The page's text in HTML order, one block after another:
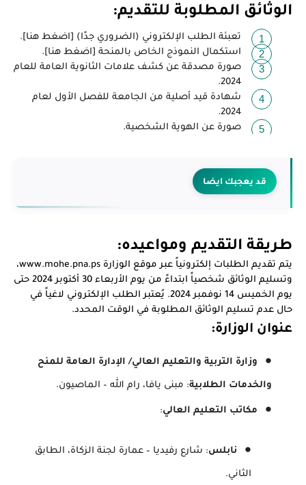
الوثائق المطلوبة للتقديم:
تعبئة الطلب الإلكتروني (الضروري جدًا) [اضغط هنا].
استكمال النموذج الخاص بالمنحة [اضغط هنا].
صورة مصدقة عن كشف علامات الثانوية العامة للعام
2024.
شهادة قيد أصلية من الجامعة للفصل الأول لعام
2024.
صورة عن الهوية الشخصية.
قد يعجبك ايضا
طريقة التقديم ومواعيده:
يتم تقديم الطلبات إلكترونياً عبر موقع الوزارة www.mohe.pna.ps،
وتسليم الوثائق شخصياً ابتداءً من يوم الأربعاء 30 أكتوبر 2024 حتى
يوم الخميس 14 نوفمبر 2024. يُعتبر الطلب الإلكتروني لاغياً في
حال عدم تسليم الوثائق المطلوبة في الوقت المحدد.
عنوان الوزارة:
وزارة التربية والتعليم العالي/ الإدارة العامة للمنح
والخدمات الطلابية: مبنى يافا، رام الله – الماصيون.
مكاتب التعليم العالي:
نابلس: شارع رفيديا – عمارة لجنة الزكاة، الطابق
الثاني.